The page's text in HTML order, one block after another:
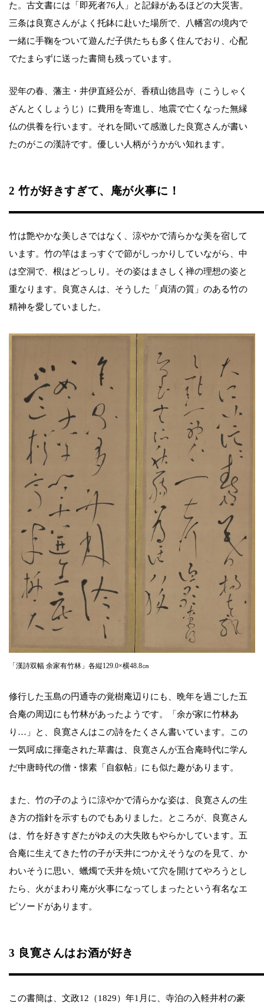
た。古文書には「即死者76人」と記録があるほどの大災害。
三条は良寛さんがよく托鉢に赴いた場所で、八幡宮の境内で
一緒に手鞠をついて遊んだ子供たちも多く住んでおり、心配
でたまらずに送った書簡も残っています。
翌年の春、藩主・井伊直経公が、香積山徳昌寺（こうしゃく
ざんとくしょうじ）に費用を寄進し、地震で亡くなった無縁
仏の供養を行います。それを聞いて感激した良寛さんが書い
たのがこの漢詩です。優しい人柄がうかがい知れます。
2 竹が好きすぎて、庵が火事に！
竹は艶やかな美しさではなく、涼やかで清らかな美を宿して
います。竹の竿はまっすぐで節がしっかりしていながら、中
は空洞で、根はどっしり。その姿はまさしく禅の理想の姿と
重なります。良寛さんは、そうした「貞清の質」のある竹の
精神を愛していました。
「漢詩双幅 余家有竹林」各縦129.0×横48.8㎝
修行した玉島の円通寺の覚樹庵辺りにも、晩年を過ごした五
合庵の周辺にも竹林があったようです。「余が家に竹林あ
り…」と、良寛さんはこの詩をたくさん書いています。この
一気呵成に揮毫された草書は、良寛さんが五合庵時代に学ん
だ中唐時代の僧・懐素「自叙帖」にも似た趣があります。
また、竹の子のように涼やかで清らかな姿は、良寛さんの生
き方の指針を示すものでもありました。ところが、良寛さん
は、竹を好きすぎたがゆえの大失敗もやらかしています。五
合庵に生えてきた竹の子が天井につかえそうなのを見て、か
わいそうに思い、蠟燭で天井を焼いて穴を開けてやろうとし
たら、火がまわり庵が火事になってしまったという有名なエ
ピソードがあります。
3 良寛さんはお酒が好き
この書簡は、文政12（1829）年1月に、寺泊の入軽井村の豪